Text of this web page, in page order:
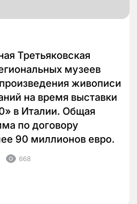
Третьяковская
музеев
живописи
на время выставки
в Италии. Общая
по договору
90 миллионов евро.
668